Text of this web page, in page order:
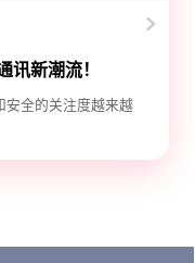
讯新潮流！
安全的关注度越来越